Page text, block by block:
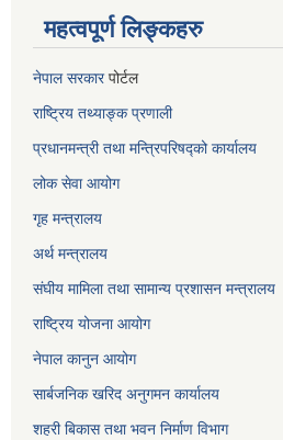
महत्वपूर्ण लिङ्कहरु
नेपाल सरकारपोर्टल
राष्ट्रिय तथ्याङ्क प्रणाली
प्रधानमन्त्री तथा मन्त्रिपरिषद्को कार्यालय
लोक सेवाआयोग
गृह मन्त्रालय
अर्थ मन्त्रालय
संघीय मामिला तथा सामान्य प्रशासन मन्त्रालय
राष्ट्रिय योजना आयोग
नेपाल कानुन आयोग
सार्बजनिक खरिद अनुगमन कार्यालय
शहरी बिकास तथा भवन निर्माण विभाग